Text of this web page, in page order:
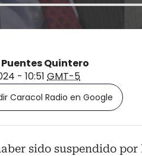
Quintero
- 10:51 GMT-5
Caracol Radio en Google
sido suspendido